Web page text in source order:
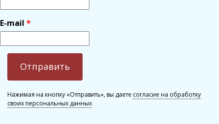
E-mail
Нажимая на кнопку «Отправить», вы даете согласие на обработку
своих персональных данных